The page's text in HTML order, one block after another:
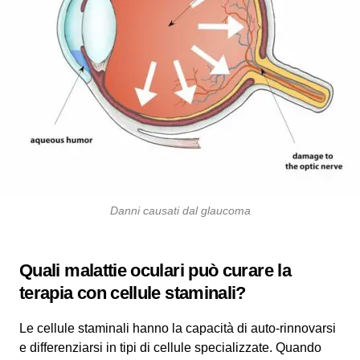
Danni causati dal glaucoma
Quali malattie oculari può curare la
terapia con cellule staminali?
Le cellule staminali hanno la capacità di auto-rinnovarsi
e differenziarsi in tipi di cellule specializzate. Quando